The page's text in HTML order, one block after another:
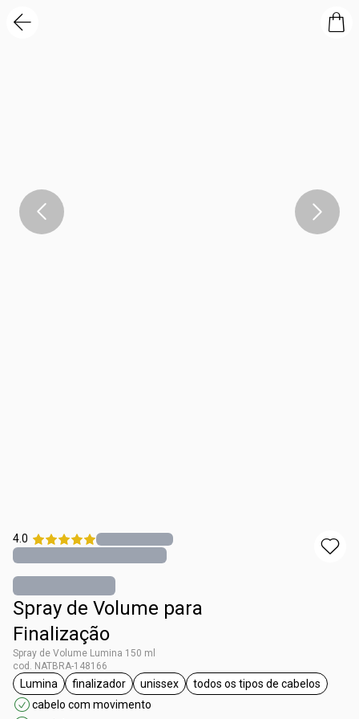
4.0
Spray de Volume para
Finalização
Spray de Volume Lumina 150 ml
cod. NATBRA-148166
etiqueta Lumina
Lumina
etiqueta finalizador
finalizador
etiqueta unissex
unissex
etiqueta todos os
todos os tipos de cabelos
cabelo com movimento